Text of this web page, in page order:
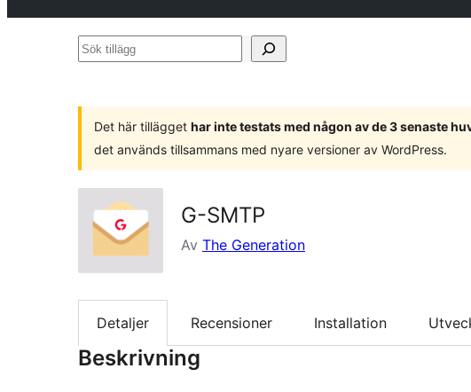
Sök
Det här tillägget har inte testats med någon av de 3 senaste
det används tillsammans med nyare versioner av WordPress.
G-SMTP
Av The Generation
Detaljer Recensioner Installation
Beskrivning